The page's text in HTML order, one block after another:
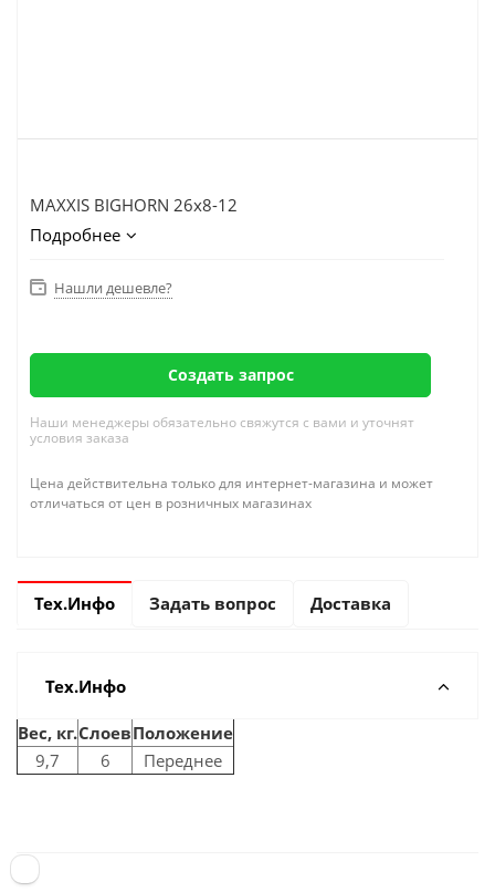
MAXXIS BIGHORN 26x8-12
Подробнее
Нашли дешевле?
Создать запрос
Наши менеджеры обязательно свяжутся с вами и уточнят
условия заказа
Цена действительна только для интернет-магазина и может
отличаться от цен в розничных магазинах
Тех.Инфо Задать вопрос Доставка
Тех.Инфо
Вес, кг.СлоевПоложение
9,7
6 Переднее